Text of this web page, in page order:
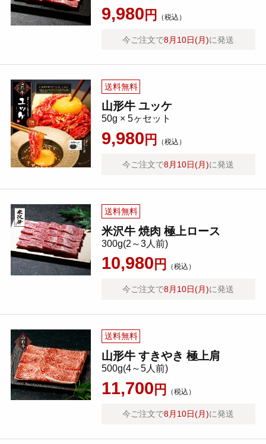
9,980 円 （税込）
今ご注文で8月10日(月)に発送
送料無料
山形牛 ユッケ
50g × 5ヶセット
9,980 円 （税込）
今ご注文で8月10日(月)に発送
送料無料
米沢牛 焼肉 極上ロース
300g(2～3人前)
10,980 円 （税込）
今ご注文で8月10日(月)に発送
送料無料
山形牛 すきやき 極上肩
500g(4～5人前)
11,700 円 （税込）
今ご注文で8月10日(月)に発送